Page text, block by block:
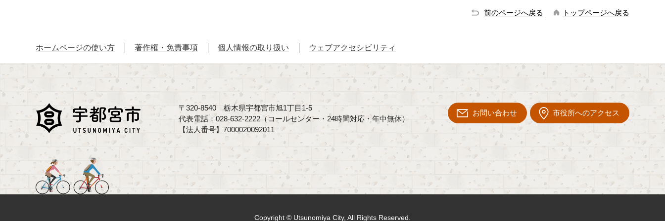
前のページへ戻る トップページへ戻る
ホームページの使い方 著作権・免責事項 個人情報の取り扱い ウェブアクセシビリティ
〒320-8540 栃木県宇都宮市旭1丁目1-5
代表電話：028-632-2222（コールセンター・24時間対応・年中無休）
【法人番号】7000020092011
お問い合わせ 市役所へのアクセス
Copyright © Utsunomiya City, All Rights Reserved.